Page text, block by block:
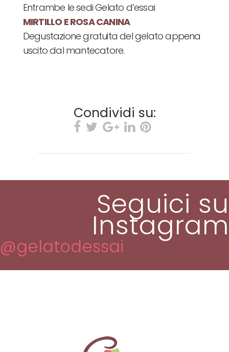
Entrambe le sedi Gelato d’essai
MIRTILLO E ROSA CANINA
Degustazione gratuita del gelato appena
uscito dal mantecatore.
Condividi su:
Seguici su
Instagram
@gelatodessai